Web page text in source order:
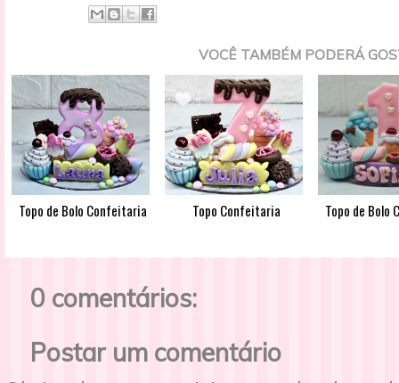
VOCÊ TAMBÉM PODERÁ
Topo de Bolo Confeitaria Topo Confeitaria Topo de Bolo
0 comentários:
Postar um comentário